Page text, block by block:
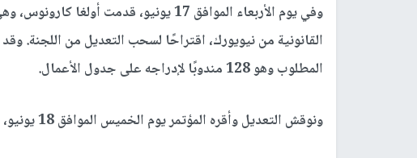
وفي يوم الأربعاء الموافق 17 يونيو،
المطلوب وهو 128 مندوبًا لإدراجه على جدول الأعمال.
ونوقش التعديل وأقره المؤتمر يوم الخميس الموافق 18 يونيو، بأغلبية 321 صوتًا مقابل 287 صوتًا.